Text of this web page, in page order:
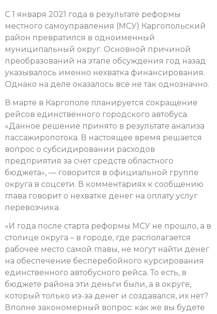
С 1 января 2021 года в результате реформы
местного самоуправления (МСУ) Каргопольский
район превратился в одноименный
муниципальный округ. Основной причиной
преобразований на этапе обсуждения год назад
указывалось именно нехватка финансирования.
Однако на деле оказалось всё не так однозначно.
В марте в Каргополе планируется сокращение
рейсов единственного городского автобуса.
«Данное решение принято в результате анализа
пассажиропотока. В настоящее время решается
вопрос о субсидировании расходов
предприятия за счет средств областного
бюджета», — говорится в официальной группе
округа в соцсети. В комментариях к сообщению
глава говорит о нехватке денег на оплату услуг
перевозчика.
«И года после старта реформы МСУ не прошло, а в
столице округа – в городе, где располагается
рабочее место самой главы, не могут найти денег
на обеспечение бесперебойного курсирования
единственного автобусного рейса. То есть, в
бюджете района эти деньги были, а в округе,
который только из-за денег и создавался, их нет?
Вполне закономерный вопрос: как же вы будете